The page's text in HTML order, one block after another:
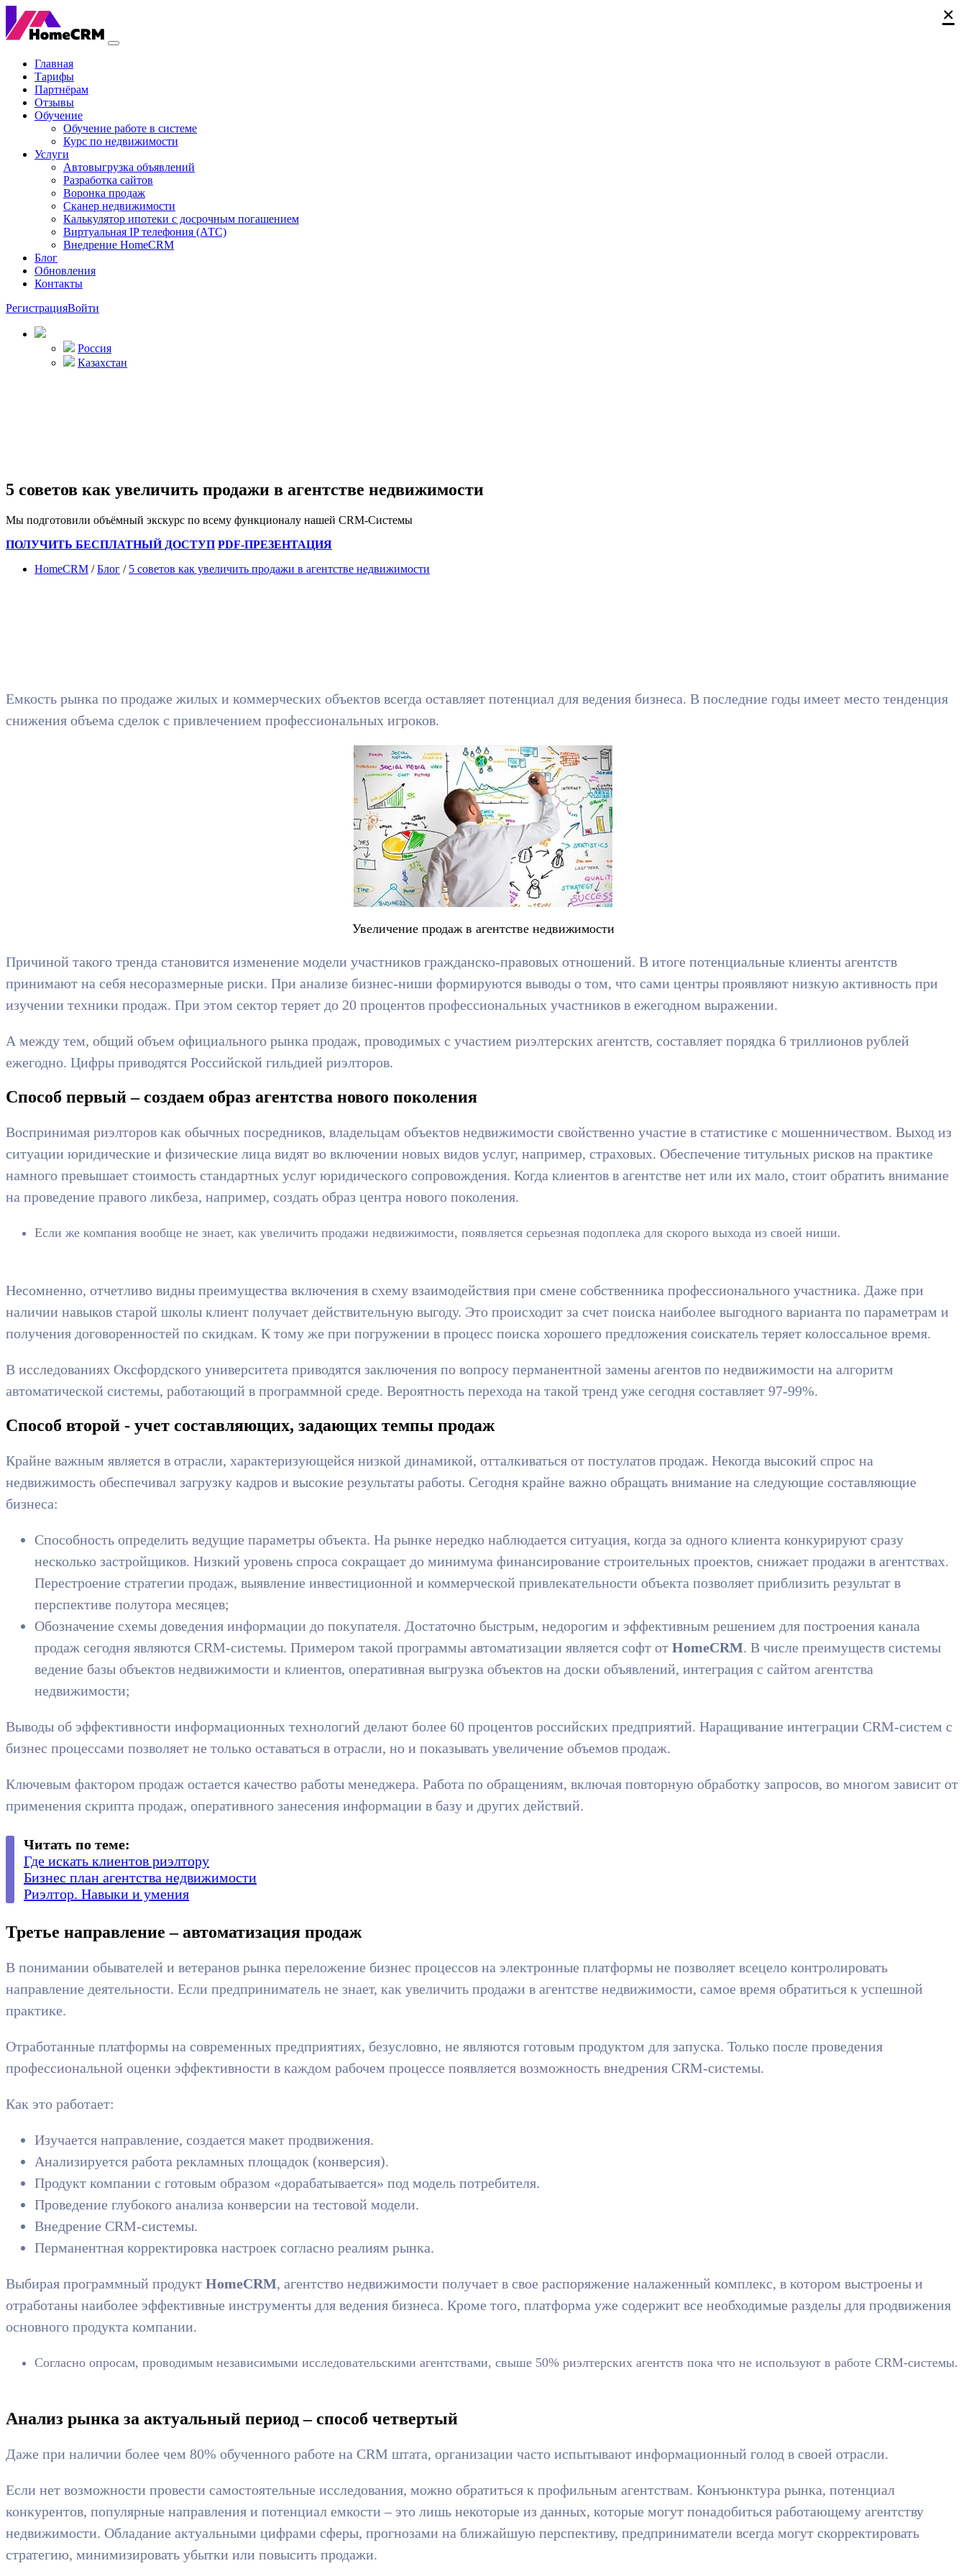
Главная
Тарифы
Партнёрам
Отзывы
Обучение
Обучение работе в системе
Курс по недвижимости
Услуги
Автовыгрузка объявлений
Разработка сайтов
Воронка продаж
Сканер недвижимости
Калькулятор ипотеки с досрочным погашением
Виртуальная IP телефония (АТС)
Внедрение HomeCRM
Блог
Обновления
Контакты
РегистрацияВойти
Россия
Казахстан
5 советов как увеличить продажи в агентстве недвижимости
Мы подготовили объёмный экскурс по всему функционалу нашей CRM-Системы
ПОЛУЧИТЬ БЕСПЛАТНЫЙ ДОСТУП PDF-ПРЕЗЕНТАЦИЯ
HomeCRM /Блог / 5 советов как увеличить продажи в агентстве недвижимости
Емкость рынка по продаже жилых и коммерческих объектов всегда оставляет потенциал для ведения бизнеса. В последние годы имеет место тенденция
снижения объема сделок с привлечением профессиональных игроков.
Увеличение продаж в агентстве недвижимости
Причиной такого тренда становится изменение модели участников гражданско-правовых отношений. В итоге потенциальные клиенты агентств
принимают на себя несоразмерные риски. При анализе бизнес-ниши формируются выводы о том, что сами центры проявляют низкую активность при
изучении техники продаж. При этом сектор теряет до 20 процентов профессиональных участников в ежегодном выражении.
А между тем, общий объем официального рынка продаж, проводимых с участием риэлтерских агентств, составляет порядка 6 триллионов рублей
ежегодно. Цифры приводятся Российской гильдией риэлторов.
Способ первый – создаем образ агентства нового поколения
Воспринимая риэлторов как обычных посредников, владельцам объектов недвижимости свойственно участие в статистике с мошенничеством. Выход из
ситуации юридические и физические лица видят во включении новых видов услуг, например, страховых. Обеспечение титульных рисков на практике
намного превышает стоимость стандартных услуг юридического сопровождения. Когда клиентов в агентстве нет или их мало, стоит обратить внимание
на проведение правого ликбеза, например, создать образ центра нового поколения.
Если же компания вообще не знает, как увеличить продажи недвижимости, появляется серьезная подоплека для скорого выхода из своей ниши.
Несомненно, отчетливо видны преимущества включения в схему взаимодействия при смене собственника профессионального участника. Даже при
наличии навыков старой школы клиент получает действительную выгоду. Это происходит за счет поиска наиболее выгодного варианта по параметрам и
получения договоренностей по скидкам. К тому же при погружении в процесс поиска хорошего предложения соискатель теряет колоссальное время.
В исследованиях Оксфордского университета приводятся заключения по вопросу перманентной замены агентов по недвижимости на алгоритм
автоматической системы, работающий в программной среде. Вероятность перехода на такой тренд уже сегодня составляет 97-99%.
Способ второй - учет составляющих, задающих темпы продаж
Крайне важным является в отрасли, характеризующейся низкой динамикой, отталкиваться от постулатов продаж. Некогда высокий спрос на
недвижимость обеспечивал загрузку кадров и высокие результаты работы. Сегодня крайне важно обращать внимание на следующие составляющие
бизнеса:
Способность определить ведущие параметры объекта. На рынке нередко наблюдается ситуация, когда за одного клиента конкурируют сразу
несколько застройщиков. Низкий уровень спроса сокращает до минимума финансирование строительных проектов, снижает продажи в агентствах.
Перестроение стратегии продаж, выявление инвестиционной и коммерческой привлекательности объекта позволяет приблизить результат в
перспективе полутора месяцев;
Обозначение схемы доведения информации до покупателя. Достаточно быстрым, недорогим и эффективным решением для построения канала
продаж сегодня являются CRM-системы. Примером такой программы автоматизации является софт от HomeCRM. В числе преимуществ системы
ведение базы объектов недвижимости и клиентов, оперативная выгрузка объектов на доски объявлений, интеграция с сайтом агентства
недвижимости;
Выводы об эффективности информационных технологий делают более 60 процентов российских предприятий. Наращивание интеграции CRM-систем с
бизнес процессами позволяет не только оставаться в отрасли, но и показывать увеличение объемов продаж.
Ключевым фактором продаж остается качество работы менеджера. Работа по обращениям, включая повторную обработку запросов, во многом зависит от
применения скрипта продаж, оперативного занесения информации в базу и других действий.
Читать по теме:
Где искать клиентов риэлтору
Бизнес план агентства недвижимости
Риэлтор. Навыки и умения
Третье направление – автоматизация продаж
В понимании обывателей и ветеранов рынка переложение бизнес процессов на электронные платформы не позволяет всецело контролировать
направление деятельности. Если предприниматель не знает, как увеличить продажи в агентстве недвижимости, самое время обратиться к успешной
практике.
Отработанные платформы на современных предприятиях, безусловно, не являются готовым продуктом для запуска. Только после проведения
профессиональной оценки эффективности в каждом рабочем процессе появляется возможность внедрения CRM-системы.
Как это работает:
Изучается направление, создается макет продвижения.
Анализируется работа рекламных площадок (конверсия).
Продукт компании с готовым образом «дорабатывается» под модель потребителя.
Проведение глубокого анализа конверсии на тестовой модели.
Внедрение CRM-системы.
Перманентная корректировка настроек согласно реалиям рынка.
Выбирая программный продукт HomeCRM, агентство недвижимости получает в свое распоряжение налаженный комплекс, в котором выстроены и
отработаны наиболее эффективные инструменты для ведения бизнеса. Кроме того, платформа уже содержит все необходимые разделы для продвижения
основного продукта компании.
Согласно опросам, проводимым независимыми исследовательскими агентствами, свыше 50% риэлтерских агентств пока что не используют в работе CRM-системы.
Анализ рынка за актуальный период – способ четвертый
Даже при наличии более чем 80% обученного работе на CRM штата, организации часто испытывают информационный голод в своей отрасли.
Если нет возможности провести самостоятельные исследования, можно обратиться к профильным агентствам. Конъюнктура рынка, потенциал
конкурентов, популярные направления и потенциал емкости – это лишь некоторые из данных, которые могут понадобиться работающему агентству
недвижимости. Обладание актуальными цифрами сферы, прогнозами на ближайшую перспективу, предприниматели всегда могут скорректировать
стратегию, минимизировать убытки или повысить продажи.
×
×
×